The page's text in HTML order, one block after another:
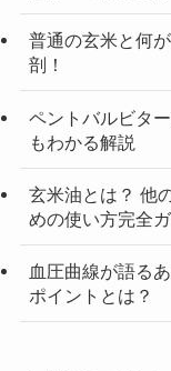
普通の玄米と何
剖！
ペントバルビタ
もわかる解説
玄米油とは？ 他
めの使い方完全
血圧曲線が語る
ポイントとは？